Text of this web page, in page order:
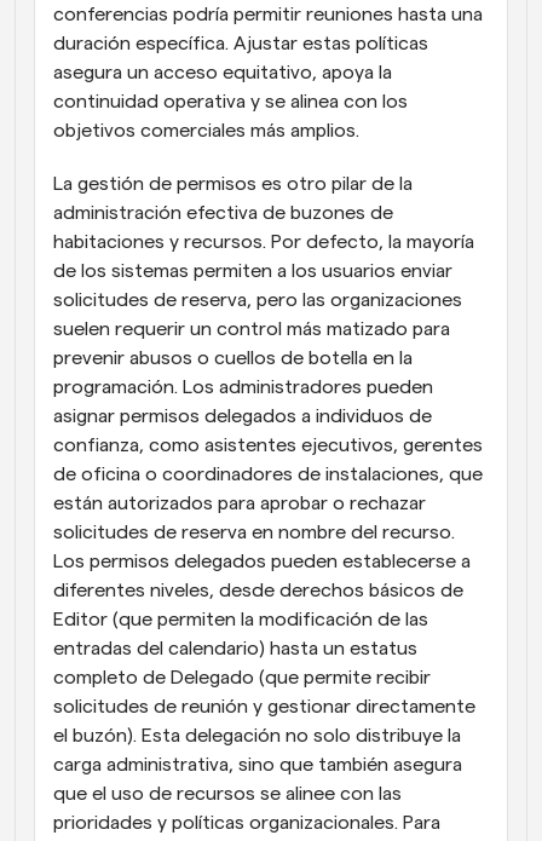
conferencias podría permitir reuniones hasta una
duración específica. Ajustar estas políticas
asegura un acceso equitativo, apoya la
continuidad operativa y se alinea con los
objetivos comerciales más amplios.
La gestión de permisos es otro pilar de la
administración efectiva de buzones de
habitaciones y recursos. Por defecto, la mayoría
de los sistemas permiten a los usuarios enviar
solicitudes de reserva, pero las organizaciones
suelen requerir un control más matizado para
prevenir abusos o cuellos de botella en la
programación. Los administradores pueden
asignar permisos delegados a individuos de
confianza, como asistentes ejecutivos, gerentes
de oficina o coordinadores de instalaciones, que
están autorizados para aprobar o rechazar
solicitudes de reserva en nombre del recurso.
Los permisos delegados pueden establecerse a
diferentes niveles, desde derechos básicos de
Editor (que permiten la modificación de las
entradas del calendario) hasta un estatus
completo de Delegado (que permite recibir
solicitudes de reunión y gestionar directamente
el buzón). Esta delegación no solo distribuye la
carga administrativa, sino que también asegura
que el uso de recursos se alinee con las
prioridades y políticas organizacionales. Para